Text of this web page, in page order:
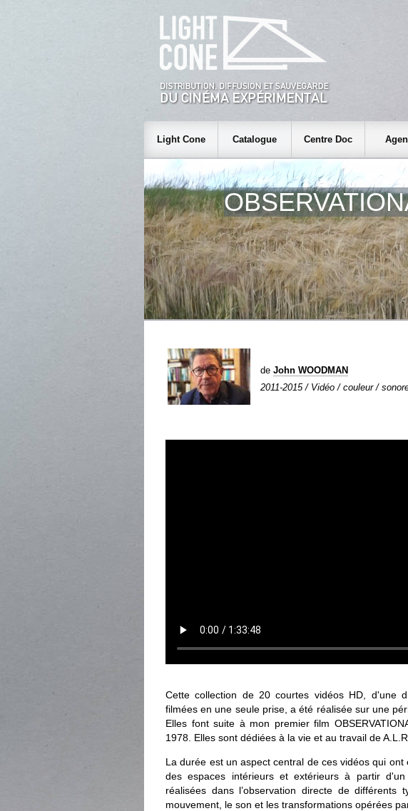
Light Cone Catalogue Centre Doc
de John WOODMAN
2011-2015 / Vidéo / couleur /
Cette collection de 20 courtes vidéos HD, d'une
filmées en une seule prise, a été réalisée sur une
Elles font suite à mon premier film
1978. Elles sont dédiées à la vie et au travail de
La durée est un aspect central de ces vidéos qui
des espaces intérieurs et extérieurs à partir
réalisées dans l’observation directe de
mouvement, le son et les transformations opérées